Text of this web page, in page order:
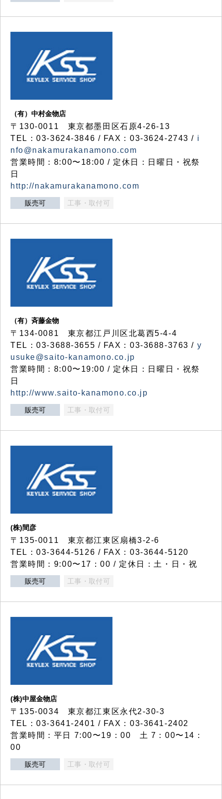
（有）中村金物店
〒130-0011 東京都墨田区石原4-26-13
TEL：03-3624-3846 / FAX：03-3624-2743 / i
nfo@nakamurakanamono.com
営業時間：8:00〜18:00 / 定休日：日曜日・祝祭
日
http://nakamurakanamono.com
販売可 工事・取付可
（有）斉藤金物
〒134-0081 東京都江戸川区北葛西5-4-4
TEL：03-3688-3655 / FAX：03-3688-3763 / y
usuke@saito-kanamono.co.jp
営業時間：8:00〜19:00 / 定休日：日曜日・祝祭
日
http://www.saito-kanamono.co.jp
販売可 工事・取付可
(株)間彦
〒135-0011 東京都江東区扇橋3-2-6
TEL：03-3644-5126 / FAX：03-3644-5120
営業時間：9:00〜17：00 / 定休日：土・日・祝
販売可 工事・取付可
(株)中屋金物店
〒135-0034 東京都江東区永代2-30-3
TEL：03-3641-2401 / FAX：03-3641-2402
営業時間：平日 7:00〜19：00 土 7：00〜14：
00
販売可 工事・取付可